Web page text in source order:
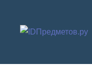
содержимому